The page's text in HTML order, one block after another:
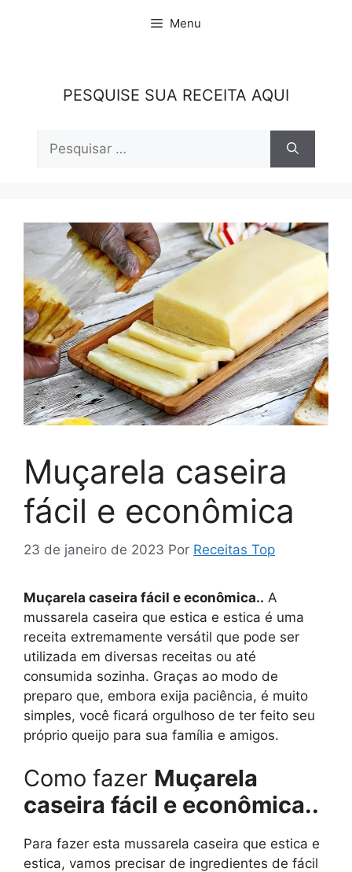
Menu
PESQUISE SUA RECEITA AQUI
por:
Muçarela caseira
fácil e econômica
23 de janeiro de 2023 Por Receitas Top
Muçarela caseira fácil e econômica.. A
mussarela caseira que estica e estica é uma
receita extremamente versátil que pode ser
utilizada em diversas receitas ou até
consumida sozinha. Graças ao modo de
preparo que, embora exija paciência, é muito
simples, você ficará orgulhoso de ter feito seu
próprio queijo para sua família e amigos.
Como fazer Muçarela
caseira fácil e econômica..
Para fazer esta mussarela caseira que estica e
estica, vamos precisar de ingredientes de fácil